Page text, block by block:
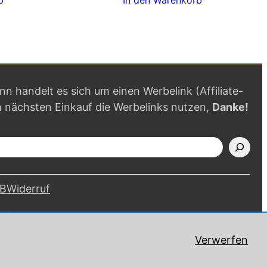
Verwerfen
handelt es sich um einen Werbelink (Affiliate-
nächsten Einkauf die Werbelinks nutzen, Danke!
Widerruf